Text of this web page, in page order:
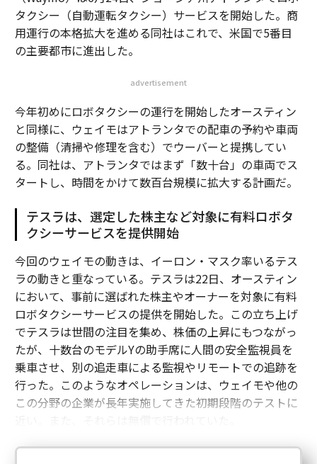
タクシー（自動運転タクシー）サービスを開始した。商
用運行の本格拡大を進める同社はこれで、米国で5番目
の主要都市に進出した。
advertisement
今年初めにロボタクシーの運行を開始したオースティン
と同様に、ウェイモはアトランタでの配車の予約や車両
の整備（清掃や修理を含む）でウーバーと提携してい
る。同社は、アトランタではまず「数十台」の車両でス
タートし、時間をかけて数百台規模に拡大する計画だ。
テスラは、選定した株主など対象に有料ロボタ
クシーサービスを提供開始
今回のウェイモの動きは、イーロン・マスク率いるテス
ラの動きと重なっている。テスラは22日、オースティン
において、事前に選ばれた株主やオーナーを対象に有料
ロボタクシーサービスの提供を開始した。この立ち上げ
でテスラは世間の注目を集め、株価の上昇にもつながっ
たが、十数台のモデルYの助手席に人間の安全監視員を
乗車させ、別の追走車による監視やリモートでの追跡を
行った。このようなオペレーションは、ウェイモや他の
この分野の企業が長年実施してきた初期段階のテストに